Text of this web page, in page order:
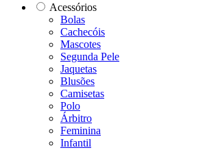
Acessórios
Bolas
Cachecóis
Mascotes
Segunda Pele
Jaquetas
Blusões
Camisetas
Polo
Árbitro
Feminina
Infantil